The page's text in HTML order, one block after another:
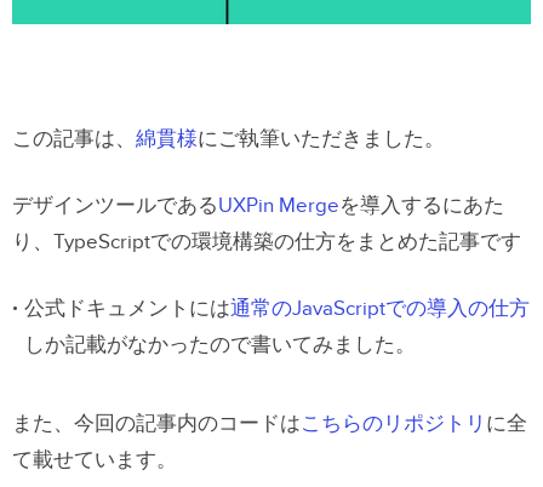
この記事は、 綿貫様にご執筆いただきました。
デザインツールであるUXPin Mergeを導入するにあた
り、TypeScriptでの環境構築の仕方をまとめた記事です
公式ドキュメントには通常のJavaScriptでの導入の仕方
しか記載がなかったので書いてみました。
また、今回の記事内のコードはこちらのリポジトリ に全
て載せています。